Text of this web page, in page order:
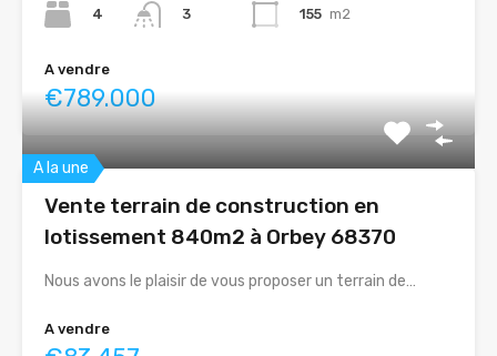
4
3
155 m2
A vendre
€789.000
A la une
Vente terrain de construction en
lotissement 840m2 à Orbey 68370
Nous avons le plaisir de vous proposer un terrain de…
A vendre